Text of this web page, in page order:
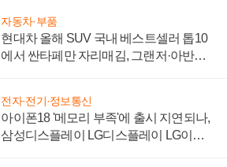
자동차·부품
현대차 올해 SUV 국내 베스트셀러 톱10
에서 싼타페만 자리매김, 그랜저·아반떼
전자·전기·정보통신
아이폰18 '메모리 부족'에 출시 지연되나,
삼성디스플레이 LG디스플레이 LG이노